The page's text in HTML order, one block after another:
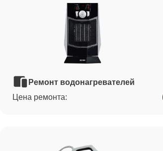
Ремонт водонагревателей
Цена ремонта: